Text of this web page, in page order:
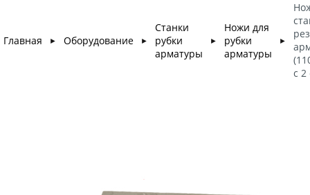
Главная ► Оборудование ►
Станки
рубки
арматуры
►
Ножи для
рубки
арматуры
►
с 2